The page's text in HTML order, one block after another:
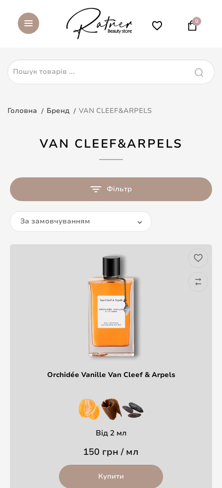
0
Головна Бренд VAN CLEEF&ARPELS
VAN CLEEF&ARPELS
Фільтр
За замовчуванням
Orchidée Vanille Van Cleef & Arpels
Від 2 мл
150 грн / мл
Купити